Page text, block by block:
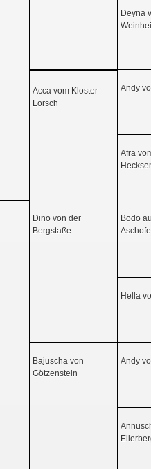
Deyna
Acca vom Kloster
Lorsch
Andy
Afra
Dino von der
Bergstaße
Bodo
Hella
Bajuscha von
Götzenstein
Andy